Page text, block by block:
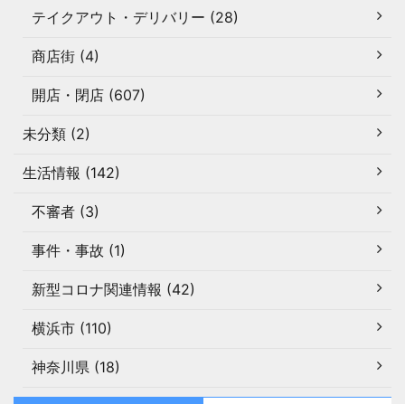
テイクアウト・デリバリー (28)
商店街 (4)
開店・閉店 (607)
未分類 (2)
生活情報 (142)
不審者 (3)
事件・事故 (1)
新型コロナ関連情報 (42)
横浜市 (110)
神奈川県 (18)